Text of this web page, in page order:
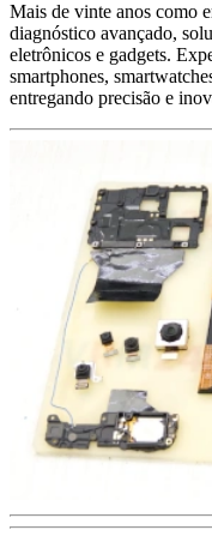
Mais de vinte anos como
diagnóstico avançado,
eletrônicos e gadgets.
smartphones,
entregando precisão e